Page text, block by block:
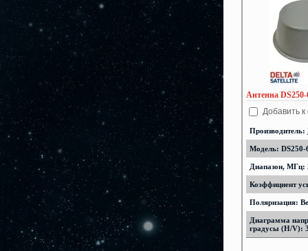
Антенна DS250-
Добавить
Производитель:
Модель: DS250-
Диапазон, МГц:
Коэффициент
Поляризация:
Диаграмма
градусы (H/V):